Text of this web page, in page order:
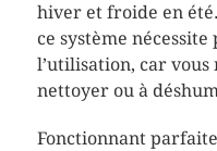
hiver et froide en
ce système nécessite
l’utilisation, car vous
nettoyer ou à
Fonctionnant